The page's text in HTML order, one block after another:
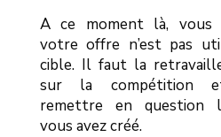
A ce moment là, vous
votre offre n’est pas
cible. Il faut la
sur la compétition
remettre en question
vous avez créé.